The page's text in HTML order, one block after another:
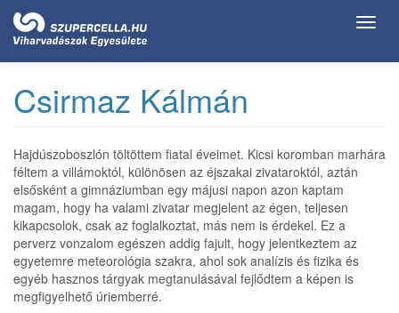
Ugrás
tartalomra
Csirmaz Kálmán
Hajdúszoboszlón töltöttem fiatal éveimet. Kicsi koromban marhára
féltem a villámoktól, különösen az éjszakai zivataroktól, aztán
elsősként a gimnáziumban egy májusi napon azon kaptam
magam, hogy ha valami zivatar megjelent az égen, teljesen
kikapcsolok, csak az foglalkoztat, más nem is érdekel. Ez a
perverz vonzalom egészen addig fajult, hogy jelentkeztem az
egyetemre meteorológia szakra, ahol sok analízis és fizika és
egyéb hasznos tárgyak megtanulásával fejlődtem a képen is
megfigyelhető úriemberré.